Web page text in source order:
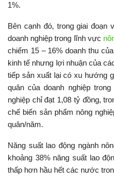
1%.
Bên cạnh đó, trong giai đoạn
doanh nghiệp trong lĩnh vực
chiếm 15 – 16% doanh thu
kinh tế nhưng lợi nhuận của
tiếp sản xuất lại có xu hướng
quân của doanh nghiệp
nghiệp chỉ đạt 1,08 tỷ đồng,
chế biến sản phẩm nông
quân/năm.
Năng suất lao động ngành
khoảng 38% năng suất lao
thấp hơn hầu hết các nước